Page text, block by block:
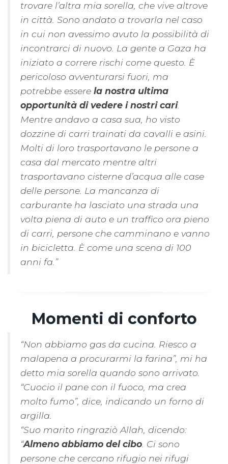
trovare l’altra mia sorella, che vive altrove
in città. Sono andato a trovarla nel caso
in cui non avessimo avuto la possibilità di
incontrarci di nuovo. La gente a Gaza ha
iniziato a correre rischi come questo. È
pericoloso avventurarsi fuori, ma
potrebbe essere la nostra ultima
opportunità di vedere i nostri cari.
Mentre andavo a casa sua, ho visto
dozzine di carri trainati da cavalli e asini.
Molti di loro trasportavano le persone a
casa dal mercato mentre altri
trasportavano cisterne d’acqua alle case
delle persone. La mancanza di
carburante ha lasciato una strada una
volta piena di auto e un traffico ora pieno
di carri, persone che camminano e vanno
in bicicletta. È come una scena di 100
anni fa.”
Momenti di conforto
“Non abbiamo gas da cucina. Riesco a
malapena a procurarmi la farina”, mi ha
detto mia sorella quando sono arrivato.
“Cuocio il pane con il fuoco, ma crea
molto fumo”, dice, indicando un forno di
argilla.
“Suo marito ringraziò Allah, dicendo:
“Almeno abbiamo del cibo . Ci sono
persone che cercano rifugio nei rifugi